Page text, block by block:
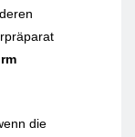
die